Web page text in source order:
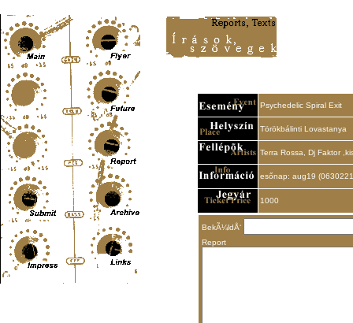
Psychedelic Spiral Exit
Törökbálinti Lovastanya
Terra Rossa, Dj Faktor
esőnap: aug19
1000
BekÃ¼ldÅ‘
Report